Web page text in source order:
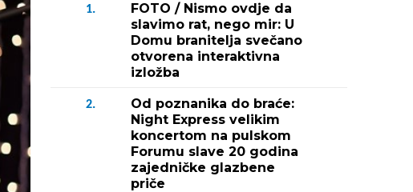
1.
FOTO / Nismo ovdje da
slavimo rat, nego mir: U
Domu branitelja svečano
otvorena interaktivna
izložba
2.
Od poznanika do braće:
Night Express velikim
koncertom na pulskom
Forumu slave 20 godina
zajedničke glazbene
priče